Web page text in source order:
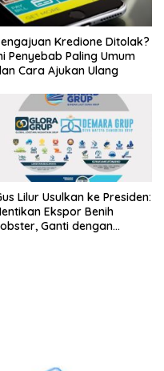
Kredione Ditolak?
Penyebab Paling Umum
Cara Ajukan Ulang
Lilur Usulkan ke Presiden:
Ekspor Benih
Ganti dengan